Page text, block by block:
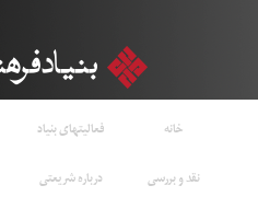
خانه فعالیتهای بنیاد
نقد و بررسی
درباره شریعتی